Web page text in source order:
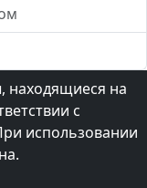
находящиеся на
с
использовании